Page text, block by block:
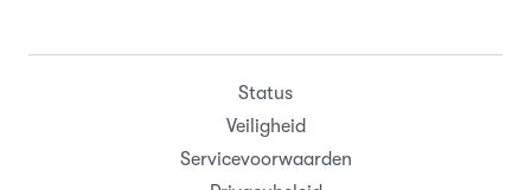
Status
Veiligheid
Servicevoorwaarden